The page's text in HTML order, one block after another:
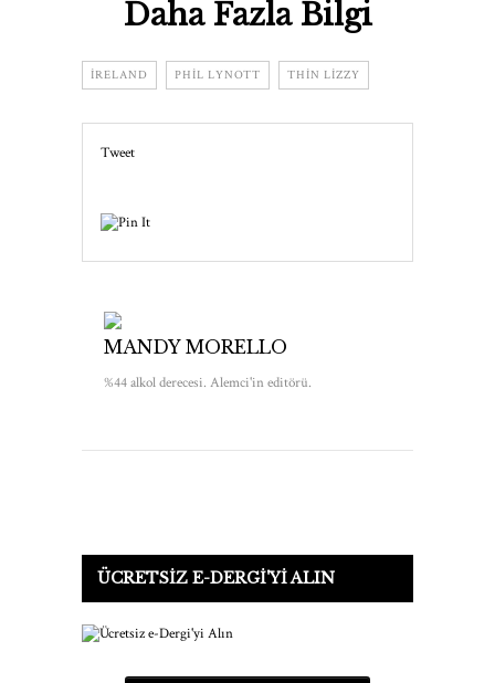
Daha Fazla Bilgi
IRELAND PHIL LYNOTT THIN LIZZY
Tweet
MANDY MORELLO
%44 alkol derecesi. Alemci'in editörü.
ÜCRETSIZ E-DERGI'YI ALIN